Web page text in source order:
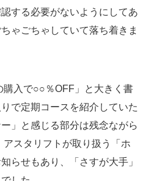
する必要がないようにしてあ
ゃごちゃしていて落ち着きま
入で○○％OFF」と大きく書
で定期コースを紹介していた
」と感じる部分は残念ながら
スタリフトが取り扱う「ホ
らせもあり、「さすが大手」